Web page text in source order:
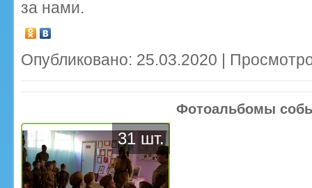
за нами.
Опубликовано: 25.03.2020 |
Фотоальбомы
31 шт.